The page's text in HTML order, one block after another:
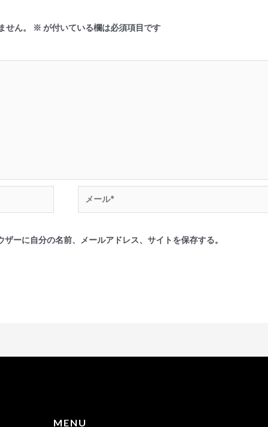
ん。 ※ が付いている欄は必須項目です
ーに自分の名前、メールアドレス、サイトを保存する。
MENU